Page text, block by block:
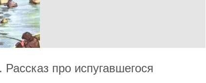
про испугавшегося